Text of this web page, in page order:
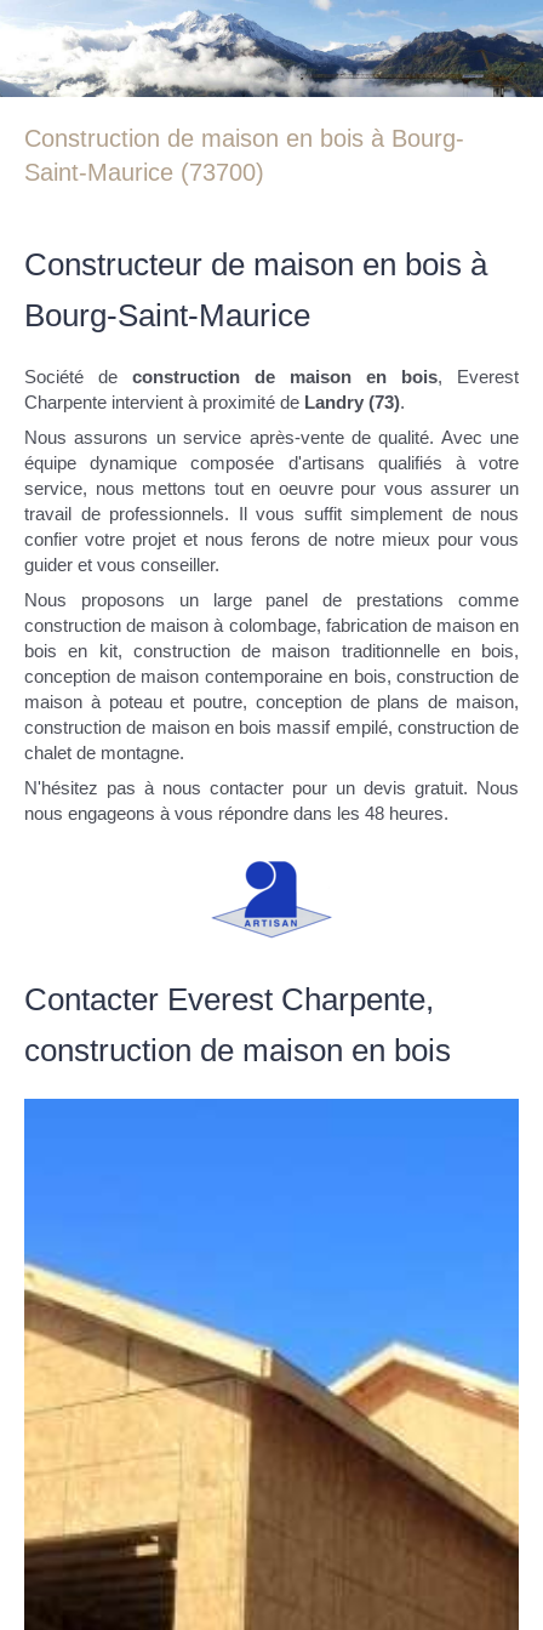
Construction de maison en bois à Bourg-
Saint-Maurice (73700)
Constructeur de maison en bois à
Bourg-Saint-Maurice
Société de construction de maison en bois, Everest
Charpente intervient à proximité de Landry (73).
Nous assurons un service après-vente de qualité. Avec une
équipe dynamique composée d'artisans qualifiés à votre
service, nous mettons tout en oeuvre pour vous assurer un
travail de professionnels. Il vous suffit simplement de nous
confier votre projet et nous ferons de notre mieux pour vous
guider et vous conseiller.
Nous proposons un large panel de prestations comme
construction de maison à colombage, fabrication de maison en
bois en kit, construction de maison traditionnelle en bois,
conception de maison contemporaine en bois, construction de
maison à poteau et poutre, conception de plans de maison,
construction de maison en bois massif empilé, construction de
chalet de montagne.
N'hésitez pas à nous contacter pour un devis gratuit. Nous
nous engageons à vous répondre dans les 48 heures.
Contacter Everest Charpente,
construction de maison en bois